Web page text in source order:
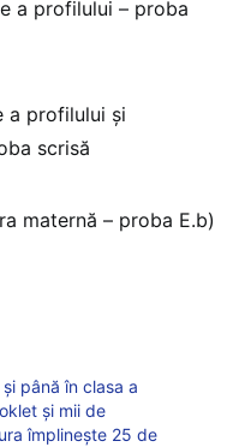
a profilului – proba
a profilului și
scrisă
maternă – proba E.b)
până în clasa a
și mii de
împlinește 25 de